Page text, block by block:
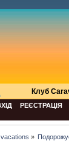
Клуб
РЕЄСТРАЦІЯ
»